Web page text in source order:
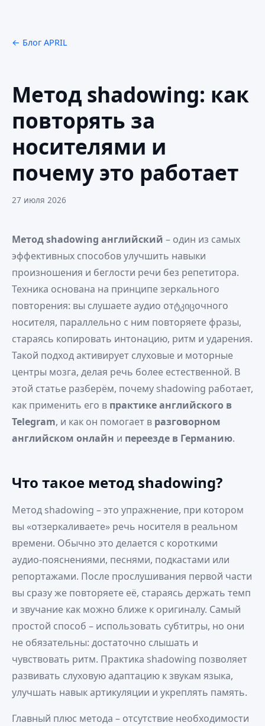
← Блог APRIL
Метод shadowing: как
повторять за
носителями и
почему это работает
27 июля 2026
Метод shadowing английский – один из самых
эффективных способов улучшить навыки
произношения и беглости речи без репетитора.
Техника основана на принципе зеркального
повторения: вы слушаете аудио отტკიცочного
носителя, параллельно с ним повторяете фразы,
стараясь копировать интонацию, ритм и ударения.
Такой подход активирует слуховые и моторные
центры мозга, делая речь более естественной. В
этой статье разберём, почему shadowing работает,
как применить его в практике английского в
Telegram, и как он помогает в разговорном
английском онлайн и переезде в Германию.
Что такое метод shadowing?
Метод shadowing – это упражнение, при котором
вы «отзеркаливаете» речь носителя в реальном
времени. Обычно это делается с короткими
аудио‑пояснениями, песнями, подкастами или
репортажами. После прослушивания первой части
вы сразу же повторяете её, стараясь держать темп
и звучание как можно ближе к оригиналу. Самый
простой способ – использовать субтитры, но они
не обязательны: достаточно слышать и
чувствовать ритм. Практика shadowing позволяет
развивать слуховую адаптацию к звукам языка,
улучшать навык артикуляции и укреплять память.
Главный плюс метода – отсутствие необходимости